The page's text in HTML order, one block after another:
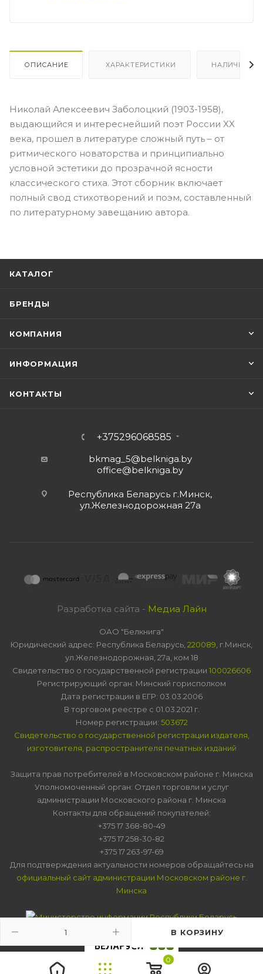
В КОРЗИНУ
ОПИСАНИЕ ХАРАКТЕРИСТИКИ НАЛИЧИЕ
Николай Алексеевич Заболоцкий (1903-1958),
выдающийся и интереснейший поэт России XX
века, прошел в литературе сложный путь – от
ритмического новаторства и принципиально
условной эстетики до прозрачной ясности
классического стиха. Этот сборник включает
полный свод стихотворений и поэм, составленный
по литературному завещанию автора.
0
КАТАЛОГ
БРЕНДЫ
КОМПАНИЯ
ИНФОРМАЦИЯ
КОНТАКТЫ
+375296068585
bkmag_5@belkniga.by
office@belkniga.by
Республика Беларусь г.Минск,
ул.Железнодорожная 27а
Разработка сайта - Медиа Лайн
ОАО "Белкнига"
Юридический адрес: Республика Беларусь, 220089 , г.Минск,
ул.Железнодорожная, 27а, ком 18
Свидетельство о государственной регистрации 100026606
Регистрирующий орган: Минский горисполком
Дата регистрации в ЕГР: 03.03.2006
В торговом реестре с 01.03.2021 г.
Номер регистрации: 503672
Свидетельство о государственной регистрации издателя,
изготовителя, распространителя печатных изданий
Защита прав потребителей в Московском районе г. Минска
Уполномоченный орган: Отдел торговли и услуг
администрации Московского района г. Минска
Контакты для обращений покупателей:
+375 17 368-80-49
+375 17 258-30-82
+375 17 263-97-69
Для подтверждения актуальности номеров обращайтесь на
официальный сайт администрации Московском районе г.
Минска